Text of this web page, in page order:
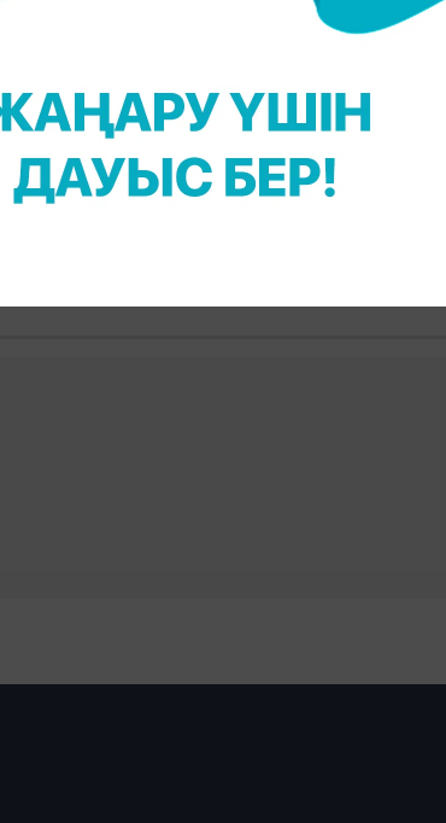
Үш бала ауыр жарақат
үшін YouTube арнамызға жазылыңыз